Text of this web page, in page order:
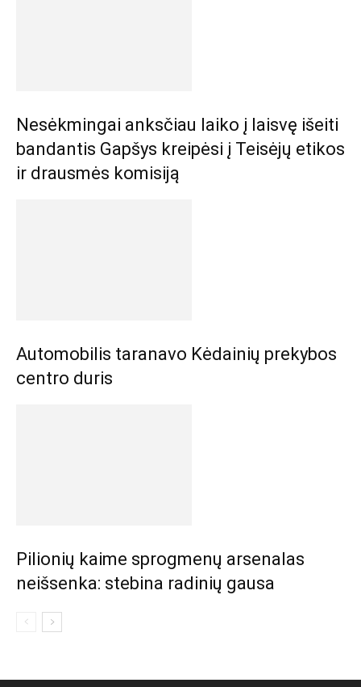
Nesėkmingai anksčiau laiko į laisvę išeiti
bandantis Gapšys kreipėsi į Teisėjų etikos
ir drausmės komisiją
Automobilis taranavo Kėdainių prekybos
centro duris
Pilionių kaime sprogmenų arsenalas
neišsenka: stebina radinių gausa